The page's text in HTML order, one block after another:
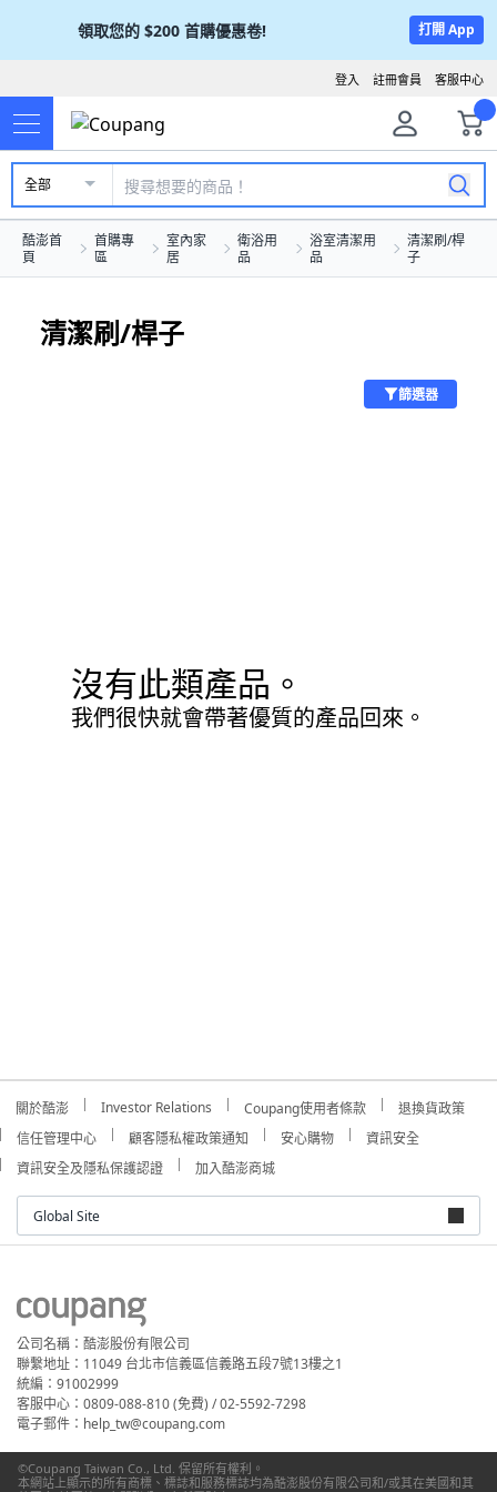
領取您的 $200 首購優惠卷! 打開 App
客服中心
註冊會員
登入
全部
酷澎首
頁
首購專
區
室內家
居
衛浴用
品
浴室清潔用
品
清潔刷/桿
子
清潔刷/桿子
篩選器
沒有此類產品。
我們很快就會帶著優質的產品回來。
關於酷澎 Investor Relations Coupang使用者條款
退換貨政策
信任管理中心
顧客隱私權政策通知 安心購物
資訊安全
資訊安全及隱私保護認證
加入酷澎商城
Global Site
公司名稱：酷澎股份有限公司
聯繫地址：11049 台北市信義區信義路五段7號13樓之1
統編：91002999
客服中心：0809-088-810 (免費) / 02-5592-7298
電子郵件：help_tw@coupang.com
©Coupang Taiwan Co., Ltd. 保留所有權利。
本網站上顯示的所有商標、標誌和服務標誌均為酷澎股份有限公司和/或其在美國和其